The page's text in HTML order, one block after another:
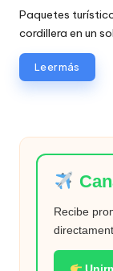
Paquetes
cordillera en un
Leer más
Recibe